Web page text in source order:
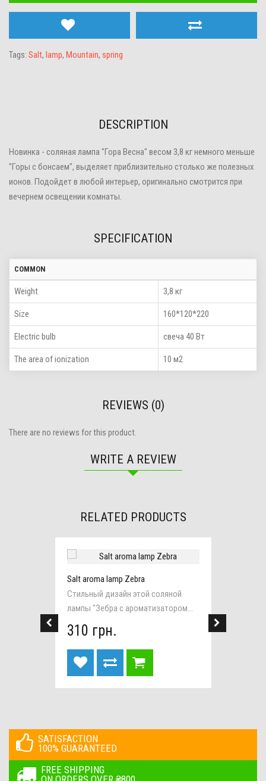
Tags: Salt, lamp, Mountain, spring
DESCRIPTION
Новинка - соляная лампа "Гора Весна" весом 3,8 кг немного меньше
"Горы с бонсаем", выделяет приблизительно столько же полезных
ионов. Подойдет в любой интерьер, оригинально смотрится при
вечернем освещении комнаты.
SPECIFICATION
COMMON
Weight 3,8 кг
Size 160*120*220
Electric bulb свеча 40 Вт
The area of ionization 10 м2
REVIEWS (0)
There are no reviews for this product.
WRITE A REVIEW
RELATED PRODUCTS
Salt aroma lamp Zebra
Стильный дизайн этой соляной
лампы "Зебра с ароматизатором...
310 грн.
SATISFACTION
100% GUARANTEED
FREE SHIPPING